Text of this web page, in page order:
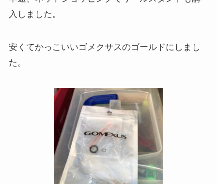
入しました。
安くてかっこいいゴメクサスのゴールドにしまし
た。